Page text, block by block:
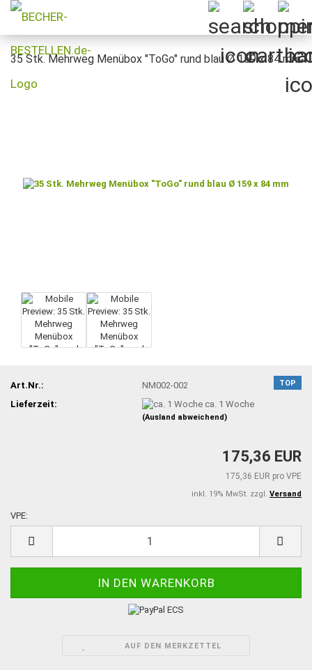
35 Stk. Mehrweg Menübox "ToGo" rund blau Ø 159 x 84 mm
TOP
Art.Nr.:
NM002-002
Lieferzeit:
ca. 1 Woche
(Ausland abweichend)
175,36 EUR
175,36 EUR pro VPE
inkl. 19% MwSt. zzgl. Versand
VPE:
AUF DEN MERKZETTEL